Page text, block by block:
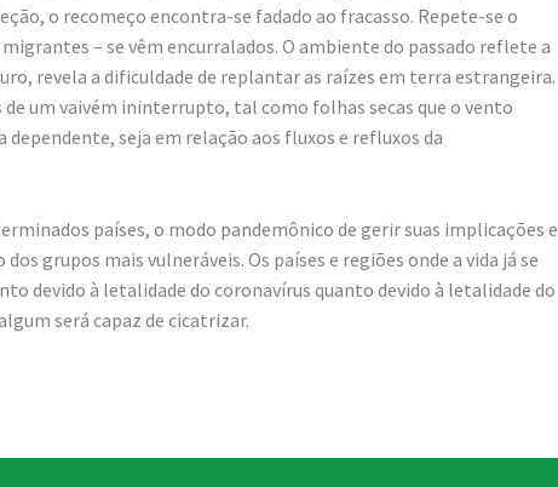
o recomeço encontra-se fadado ao fracasso. Repete-se o
– se vêm encurralados. O ambiente do passado reflete a
revela a dificuldade de replantar as raízes em terra estrangeira.
um vaivém ininterrupto, tal como folhas secas que o vento
seja em relação aos fluxos e refluxos da
países, o modo pandemônico de gerir suas implicações e
grupos mais vulneráveis. Os países e regiões onde a vida já se
devido à letalidade do coronavírus quanto devido à letalidade do
será capaz de cicatrizar.